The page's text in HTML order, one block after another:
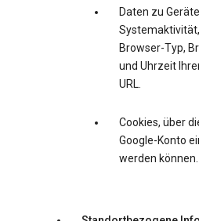
Daten zu
Browser-Typ,
und Uhrzeit
URL.
Cookies, über
Google-Konto
werden können.